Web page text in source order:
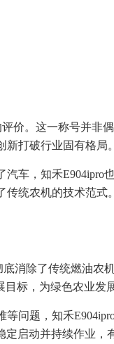
价。这一称号并非
打破行业固有格局。
车，知禾E904ipro
统农机的技术范式
消除了传统燃油农
标，为绿色农业发
问题，知禾
启动并持续作业，